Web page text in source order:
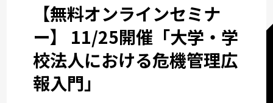
マ
ピ
ー
ア
【無料オンラインセミナ
ー】 11/25開催「大学・学
校法人における危機管理広
報入門」
関西オフィス
サービスメニューから選ぶ
業種から選ぶ